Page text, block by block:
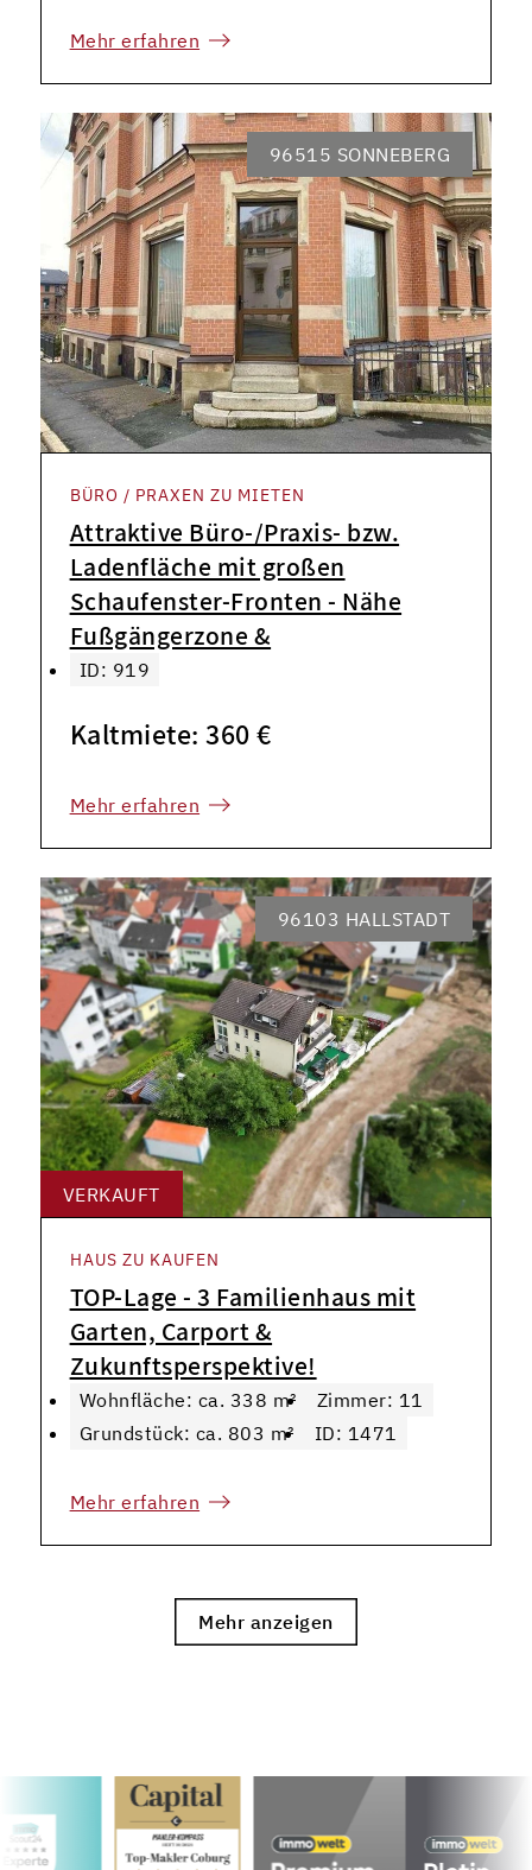
Mehr erfahren
96515 SONNEBERG
BÜRO / PRAXEN ZU MIETEN
Attraktive Büro-/Praxis- bzw.
Ladenfläche mit großen
Schaufenster-Fronten - Nähe
Fußgängerzone &
ID: 919
Kaltmiete: 360 €
Mehr erfahren
VERKAUFT
96103 HALLSTADT
HAUS ZU KAUFEN
TOP-Lage - 3 Familienhaus mit
Garten, Carport &
Zukunftsperspektive!
Wohnfläche: ca. 338 m²
Zimmer: 11
Grundstück: ca. 803 m²
ID: 1471
Mehr erfahren
Mehr anzeigen